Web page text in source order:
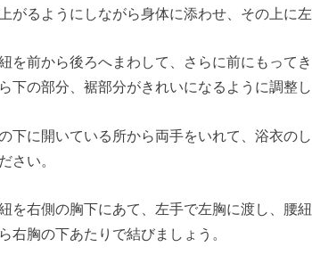
がるようにしながら身体に添わせ、その上に
を前から後ろへまわして、さらに前にもって
下の部分、裾部分がきれいになるように調整し
下に開いている所から両手をいれて、浴衣の
さい。
を右側の胸下にあて、左手で左胸に渡し、腰
右胸の下あたりで結びましょう。